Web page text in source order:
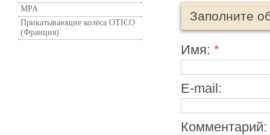
MPA
Прикатывающие колёса OTICO
(Франция)
Заполните
Имя: *
E-mail:
Комментарий: